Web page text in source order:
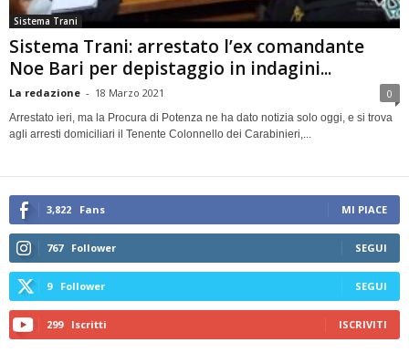
Sistema Trani
Sistema Trani: arrestato l’ex comandante
Noe Bari per depistaggio in indagini...
La redazione - 18 Marzo 2021 0
Arrestato ieri, ma la Procura di Potenza ne ha dato notizia solo oggi, e si trova
agli arresti domiciliari il Tenente Colonnello dei Carabinieri,...
3,822 Fans MI PIACE
767 Follower SEGUI
9 Follower SEGUI
299 Iscritti ISCRIVITI